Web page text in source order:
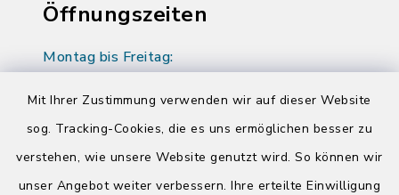
Mit Ihrer Zustimmung verwenden wir auf dieser Website
sog. Tracking-Cookies, die es uns ermöglichen besser zu
verstehen, wie unsere Website genutzt wird. So können wir
unser Angebot weiter verbessern. Ihre erteilte Einwilligung
Öffnungszeiten
Montag bis Freitag:
Donnerstag zusätzlich:
14:00-17:00 Uhr